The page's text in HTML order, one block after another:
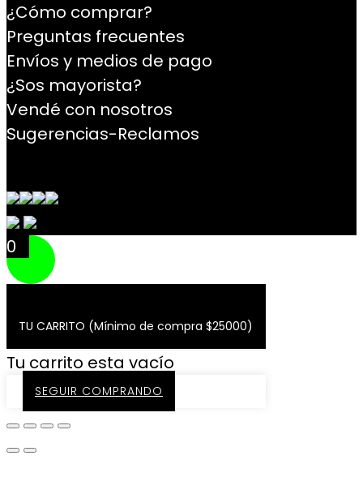
¿Cómo comprar?
Preguntas frecuentes
Envíos y medios de pago
¿Sos mayorista?
Vendé con nosotros
Sugerencias-Reclamos
0
TU CARRITO (Mínimo de compra $25000)
Tu carrito esta vacío
SEGUIR COMPRANDO